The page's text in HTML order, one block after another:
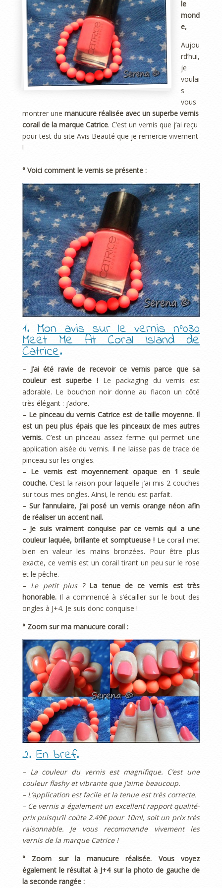
le
mond
e,
Aujou
rd’hui,
je
voulai
s
vous
montrer une manucure réalisée avec un superbe vernis
corail de la marque Catrice. C’est un vernis que j’ai reçu
pour test du site Avis Beauté que je remercie vivement
!
° Voici comment le vernis se présente :
1.Mon avis sur le vernis n°030
Meet Me At Coral Island de
Catrice.
– J’ai été ravie de recevoir ce vernis parce que sa
couleur est superbe ! Le packaging du vernis est
adorable. Le bouchon noir donne au flacon un côté
très élégant : j’adore.
– Le pinceau du vernis Catrice est de taille moyenne. Il
est un peu plus épais que les pinceaux de mes autres
vernis. C’est un pinceau assez ferme qui permet une
application aisée du vernis. Il ne laisse pas de trace de
pinceau sur les ongles.
– Le vernis est moyennement opaque en 1 seule
couche. C’est la raison pour laquelle j’ai mis 2 couches
sur tous mes ongles. Ainsi, le rendu est parfait.
– Sur l’annulaire, j’ai posé un vernis orange néon afin
de réaliser un accent nail.
– Je suis vraiment conquise par ce vernis qui a une
couleur laquée, brillante et somptueuse !Le corail met
bien en valeur les mains bronzées. Pour être plus
exacte, ce vernis est un corail tirant un peu sur le rose
et le pêche.
– Le petit plus ? La tenue de ce vernis est très
honorable. Il a commencé à s’écailler sur le bout des
ongles à J+4. Je suis donc conquise !
° Zoom sur ma manucure corail :
2. En bref.
– La couleur du vernis est magnifique. C’est une
couleur flashy et vibrante que j’aime beaucoup.
– L’application est facile et la tenue est très correcte.
– Ce vernis a également un excellent rapport qualité-
prix puisqu’il coûte 2.49€ pour 10ml, soit un prix très
raisonnable. Je vous recommande vivement les
vernis de la marque Catrice !
° Zoom sur la manucure réalisée. Vous voyez
également le résultat à J+4 sur la photo de gauche de
la seconde rangée :